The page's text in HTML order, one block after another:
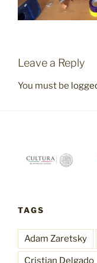
Leave a Reply
You must be
TAGS
Adam Zaretsky